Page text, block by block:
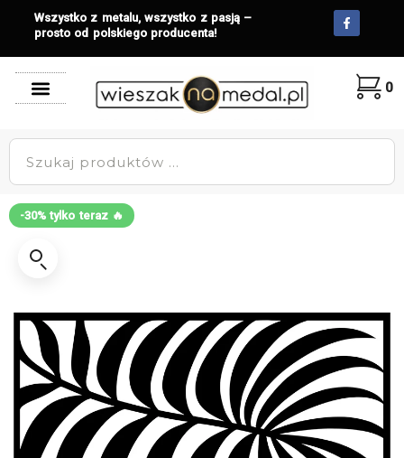
Wszystko z metalu, wszystko z pasją –
prosto od polskiego producenta!
0
-30% tylko teraz 🔥